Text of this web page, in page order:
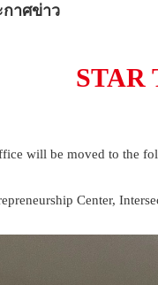
กาศข่าว
STAR
will be moved to the
Center,